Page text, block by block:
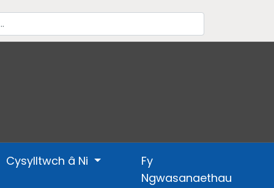
Cysylltwch â Ni
Fy
Ngwasanaethau